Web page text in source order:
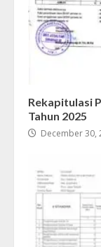
Rekapitulasi
Tahun 2025
December 30,